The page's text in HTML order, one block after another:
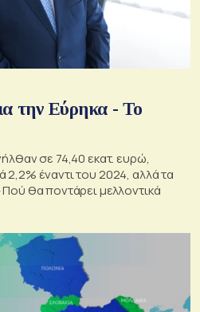
την Εύρηκα - Το
σε 74,40 εκατ. ευρώ,
έναντι του 2024, αλλά τα
θα ποντάρει μελλοντικά